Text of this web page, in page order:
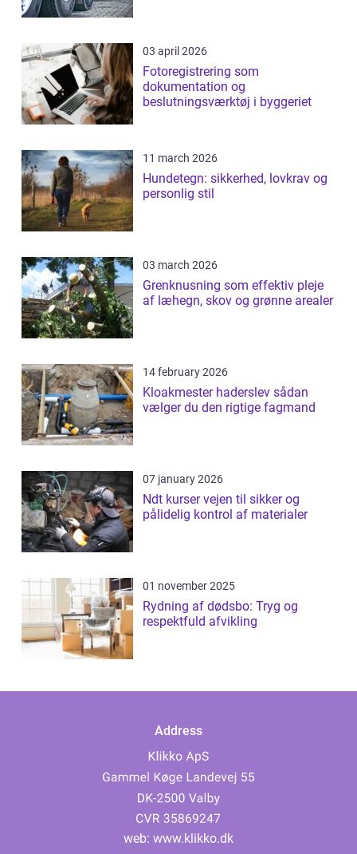
03 april 2026
Fotoregistrering som
dokumentation og
beslutningsværktøj i byggeriet
11 march 2026
Hundetegn: sikkerhed, lovkrav og
personlig stil
03 march 2026
Grenknusning som effektiv pleje
af læhegn, skov og grønne arealer
14 february 2026
Kloakmester haderslev sådan
vælger du den rigtige fagmand
07 january 2026
Ndt kurser vejen til sikker og
pålidelig kontrol af materialer
01 november 2025
Rydning af dødsbo: Tryg og
respektfuld afvikling
Address
web: www.klikko.dk